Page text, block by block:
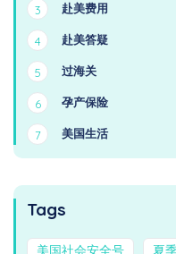
3 赴美费用
4 赴美答疑
5 过海关
6 孕产保险
7 美国生活
Tags
美国社会安全号 夏